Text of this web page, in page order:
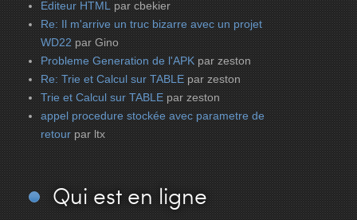
Editeur HTML par cbekier
Re: Il m'arrive un truc bizarre avec un projet
WD22 par Gino
Probleme Generation de l'APK par zeston
Re: Trie et Calcul sur TABLE par zeston
Trie et Calcul sur TABLE par zeston
appel procedure stockée avec parametre de
retour par ltx
Qui est en ligne